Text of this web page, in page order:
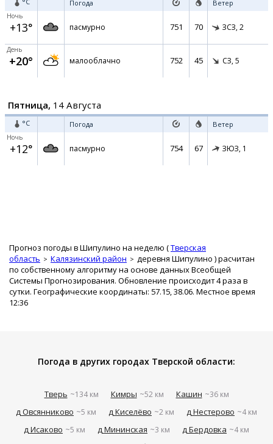
Погода Ветер
Ночь
+13° пасмурно 751 70 ЗСЗ, 2
День
+20° малооблачно 752 45 СЗ, 5
Пятница, 14 Августа
°C Погода Ветер
Ночь
+12° пасмурно 754 67 ЗЮЗ, 1
Прогноз погоды в Шипулино на неделю (Тверская
область
Калязинский район деревня Шипулино ) расчитан
по собственному алгоритму на основе данных Всеобщей
Системы Прогнозирования. Обновление происходит 4 раза в
сутки. Географические координаты: 57.15, 38.06. Местное время
12:36
Погода в других городах Тверской области:
Тверь ~134 км Кимры ~52 км Кашин ~36 км
д Овсянниково ~5 км д Киселёво ~2 км д Нестерово ~4 км
д Исаково ~5 км д Мининская ~3 км д Бердовка ~4 км